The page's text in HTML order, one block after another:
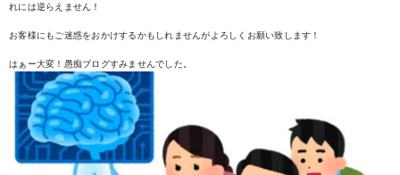
れには逆らえません！
お客様にもご迷惑をおかけするかもしれませんがよろしくお願い致します！
はぁー大変！愚痴ブログすみませんでした。